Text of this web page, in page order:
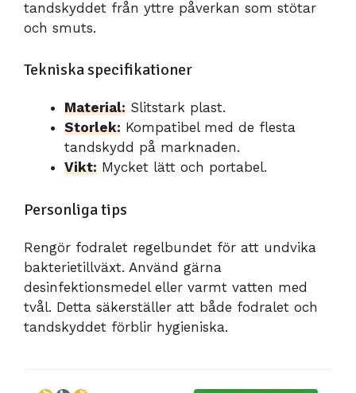
tandskyddet från yttre påverkan som stötar
och smuts.
Tekniska specifikationer
Material: Slitstark plast.
Storlek: Kompatibel med de flesta
tandskydd på marknaden.
Vikt: Mycket lätt och portabel.
Personliga tips
Rengör fodralet regelbundet för att undvika
bakterietillväxt. Använd gärna
desinfektionsmedel eller varmt vatten med
tvål. Detta säkerställer att både fodralet och
tandskyddet förblir hygieniska.